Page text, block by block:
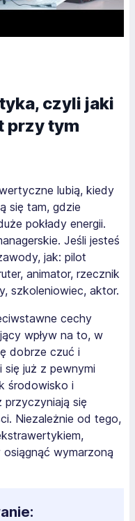
czyli jaki
przy tym
lubią, kiedy
się tam, gdzie
pokłady energii.
Jeśli jesteś
jak: pilot
animator, rzecznik
szkoleniowiec, aktor.
cechy
wpływ na to, w
dobrze czuć i
się już z pewnymi
środowisko i
się
Niezależnie od tego,
wymarzoną